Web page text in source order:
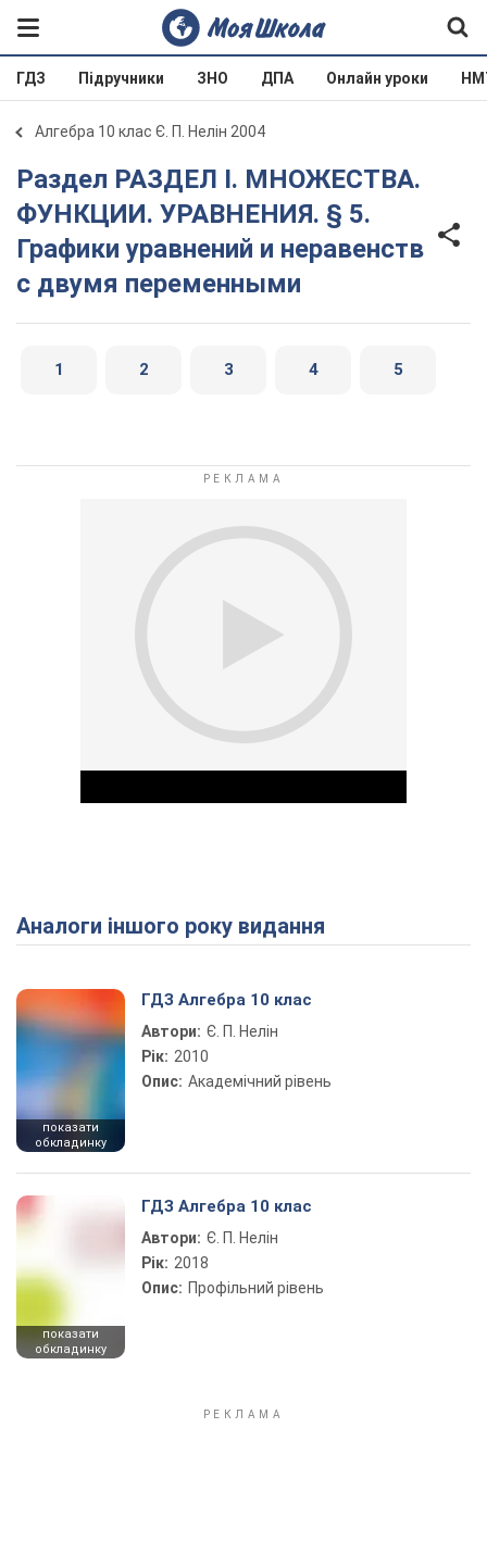
ГДЗ Підручники ЗНО ДПА Онлайн уроки
Алгебра 10 клас Є. П. Нелін 2004
Раздел РАЗДЕЛ I. МНОЖЕСТВА.
ФУНКЦИИ. УРАВНЕНИЯ. § 5.
Графики уравнений и неравенств
с двумя переменными
1 2 3 4 5
Play Video
Аналоги іншого року видання
показати
обкладинку
ГДЗ Алгебра 10 клас
Автори: Є. П. Нелін
Рік: 2010
Опис: Академічний рівень
показати
обкладинку
ГДЗ Алгебра 10 клас
Автори: Є. П. Нелін
Рік: 2018
Опис: Профільний рівень